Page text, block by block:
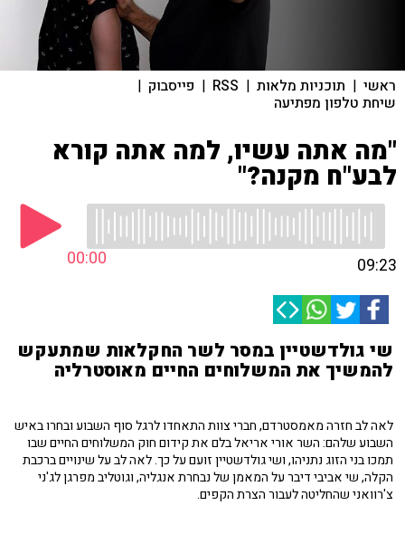
ראשי | תוכניות מלאות |
RSS
| פייסבוק |
שיחת טלפון מפתיעה
"מה אתה עשיו, למה אתה קורא
לבע"ח מקנה?"
00:00 09:23
שי גולדשטיין במסר לשר החקלאות שמתעקש
להמשיך את המשלוחים החיים מאוסטרליה
לאה לב חזרה מאמסטרדם, חברי צוות התאחדו לרגל סוף השבוע ובחרו באיש
השבוע שלהם: השר אורי אריאל בלם את קידום חוק המשלוחים החיים שבו
תמכו בני הזוג נתניהו, ושי גולדשטיין זועם על כך. לאה לב על שינויים ברכבת
הקלה, שי אביבי דיבר על המאמן של נבחרת אנגליה, וגוטליב מפרגן לג'ני
צ'רוואני שהחליטה לעבור הצרת הקפים.